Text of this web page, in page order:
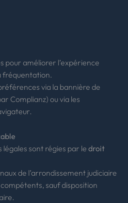
pour améliorer l’expérience
fréquentation.
via la bannière de
Complianz) ou via les
sont régies par le droit
de l’arrondissement judiciaire
sauf disposition